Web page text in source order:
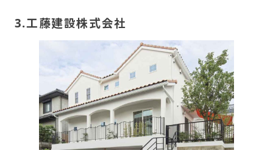
3.工藤建設株式会社